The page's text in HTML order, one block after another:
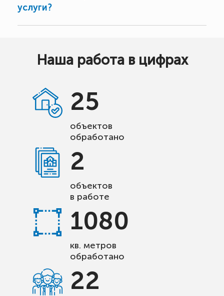
услуги?
Наша работа в цифрах
25
объектов
обработано
2
объектов
в работе
1080
кв. метров
обработано
22